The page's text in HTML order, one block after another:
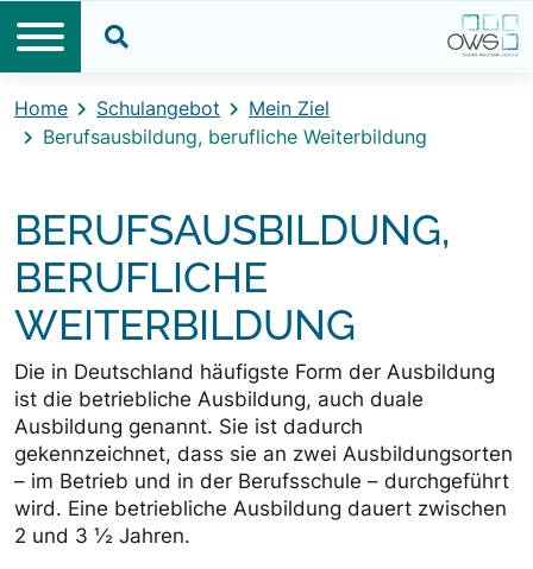
Home Schulangebot
Mein Ziel
Berufsausbildung, berufliche Weiterbildung
BERUFSAUSBILDUNG,
BERUFLICHE
WEITERBILDUNG
Die in Deutschland häufigste Form der Ausbildung
ist die betriebliche Ausbildung, auch duale
Ausbildung genannt. Sie ist dadurch
gekennzeichnet, dass sie an zwei Ausbildungsorten
– im Betrieb und in der Berufsschule – durchgeführt
wird. Eine betriebliche Ausbildung dauert zwischen
2 und 3 ½ Jahren.